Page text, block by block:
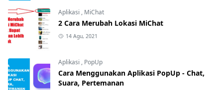
Aplikasi , MiChat
2 Cara Merubah Lokasi MiChat
14 Agu, 2021
Aplikasi , PopUp
Cara Menggunakan Aplikasi PopUp - Chat,
Suara, Pertemanan